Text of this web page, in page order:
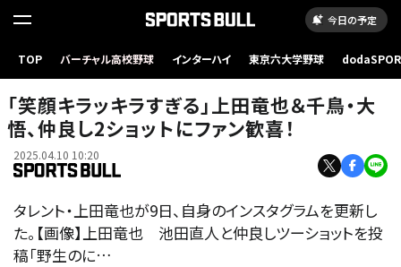
今日の予定
TOP バーチャル高校野球 インターハイ 東京六大学野球
「笑顔キラッキラすぎる」上田竜也＆千鳥・大
悟、仲良し2ショットにファン歓喜！
2025.04.10 10:20
タレント・上田竜也が9日、自身のインスタグラムを更新し
た。【画像】上田竜也 池田直人と仲良しツーショットを投
稿「野生のに…